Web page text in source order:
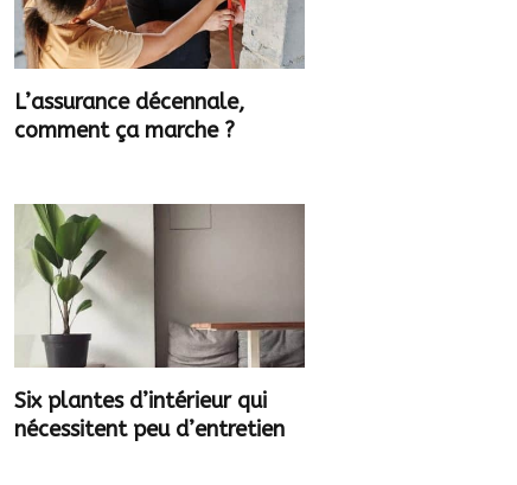
L’assurance décennale,
comment ça marche ?
Six plantes d’intérieur qui
nécessitent peu d’entretien